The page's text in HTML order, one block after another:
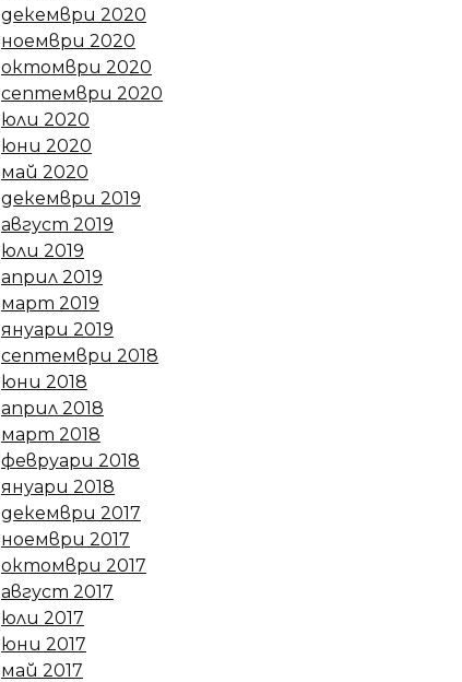
декември 2020
ноември 2020
октомври 2020
септември 2020
юли 2020
юни 2020
май 2020
декември 2019
август 2019
юли 2019
април 2019
март 2019
януари 2019
септември 2018
юни 2018
април 2018
март 2018
февруари 2018
януари 2018
декември 2017
ноември 2017
октомври 2017
август 2017
юли 2017
юни 2017
май 2017